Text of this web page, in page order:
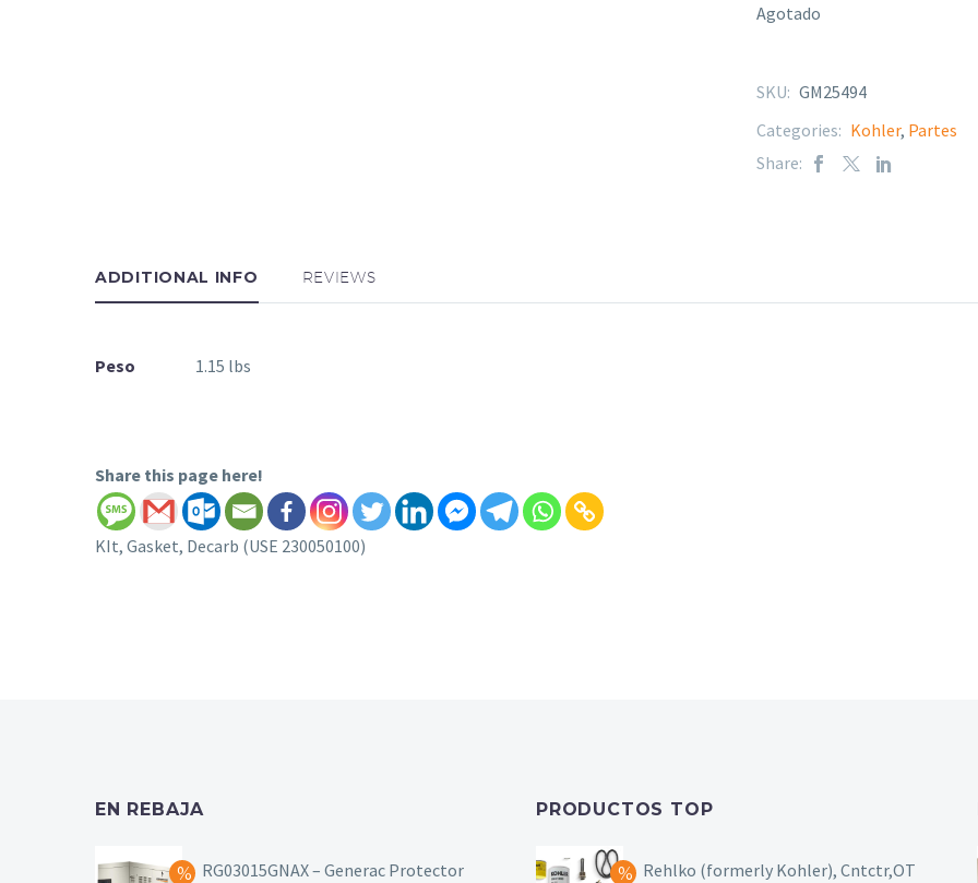
Agotado
SKU: GM25494
Categories: Kohler, Partes
Share:
ADDITIONAL INFO REVIEWS
Peso 1.15 lbs
Share this page here!
KIt, Gasket, Decarb (USE 230050100)
EN REBAJA
RG03015GNAX – Generac Protector
PRODUCTOS TOP
Rehlko (formerly Kohler), Cntctr,OT